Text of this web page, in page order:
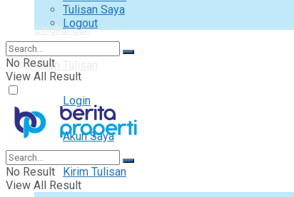
Lingkungan
Kirim Tulisan
Login
Akun Saya
Kirim Tulisan
Tulisan Saya
Logout
No Result
View All Result
No Result
View All Result